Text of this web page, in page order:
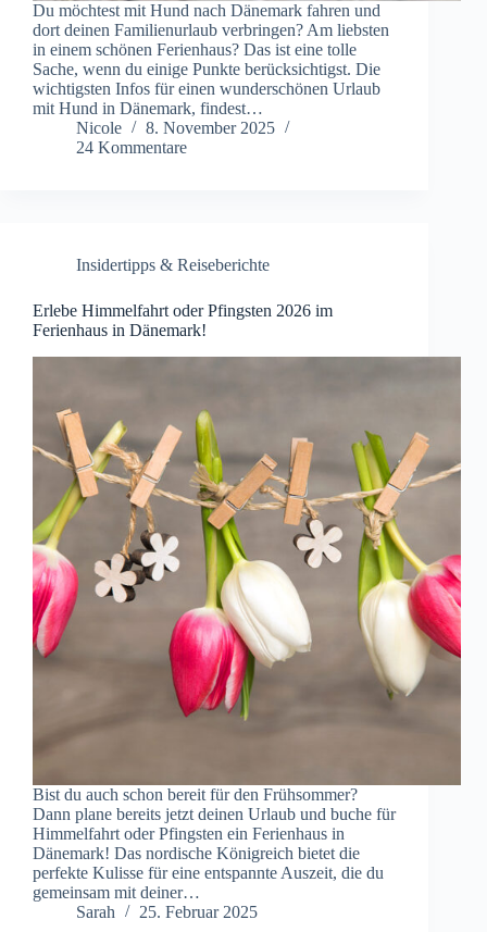
Du möchtest mit Hund nach Dänemark fahren und
dort deinen Familienurlaub verbringen? Am liebsten
in einem schönen Ferienhaus? Das ist eine tolle
Sache, wenn du einige Punkte berücksichtigst. Die
wichtigsten Infos für einen wunderschönen Urlaub
mit Hund in Dänemark, findest…
Nicole
8. November 2025
24 Kommentare
Insidertipps & Reiseberichte
Erlebe Himmelfahrt oder Pfingsten 2026 im
Ferienhaus in Dänemark!
Bist du auch schon bereit für den Frühsommer?
Dann plane bereits jetzt deinen Urlaub und buche für
Himmelfahrt oder Pfingsten ein Ferienhaus in
Dänemark! Das nordische Königreich bietet die
perfekte Kulisse für eine entspannte Auszeit, die du
gemeinsam mit deiner…
Sarah
25. Februar 2025